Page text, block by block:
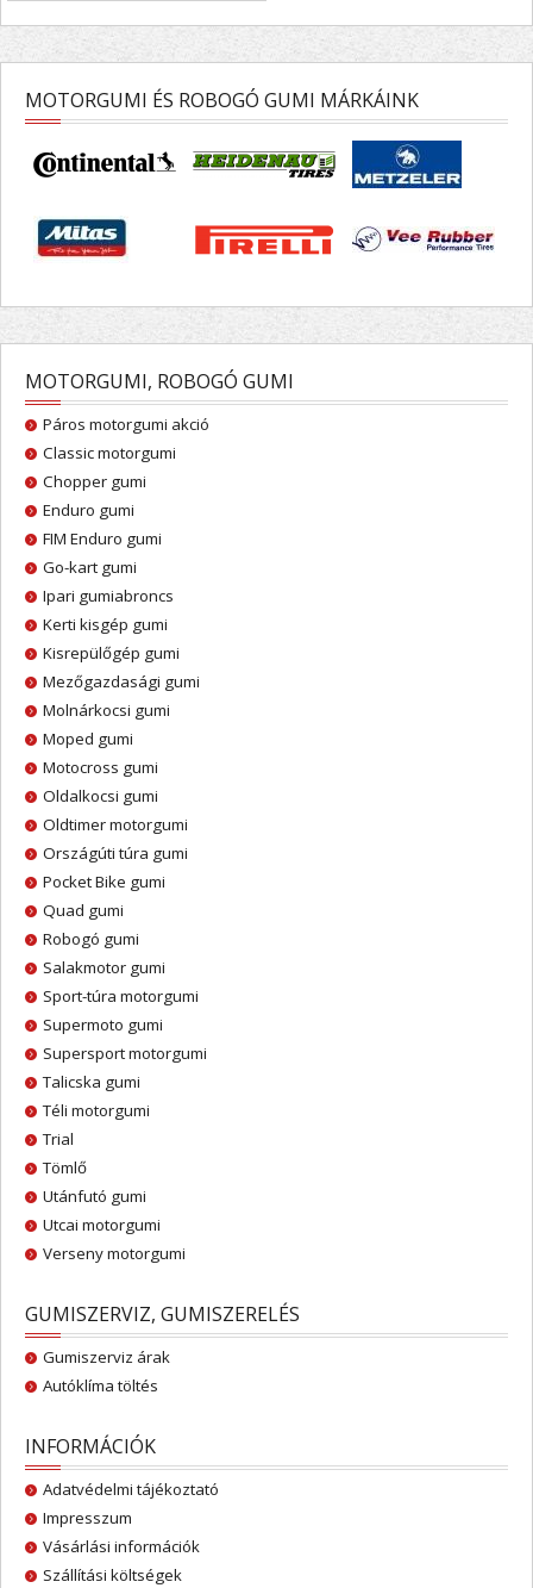
MOTORGUMI ÉS ROBOGÓ GUMI MÁRKÁINK
MOTORGUMI, ROBOGÓ GUMI
Páros motorgumi akció
Classic motorgumi
Chopper gumi
Enduro gumi
FIM Enduro gumi
Go-kart gumi
Ipari gumiabroncs
Kerti kisgép gumi
Kisrepülőgép gumi
Mezőgazdasági gumi
Molnárkocsi gumi
Moped gumi
Motocross gumi
Oldalkocsi gumi
Oldtimer motorgumi
Országúti túra gumi
Pocket Bike gumi
Quad gumi
Robogó gumi
Salakmotor gumi
Sport-túra motorgumi
Supermoto gumi
Supersport motorgumi
Talicska gumi
Téli motorgumi
Trial
Tömlő
Utánfutó gumi
Utcai motorgumi
Verseny motorgumi
GUMISZERVIZ, GUMISZERELÉS
Gumiszerviz árak
Autóklíma töltés
INFORMÁCIÓK
Adatvédelmi tájékoztató
Impresszum
Vásárlási információk
Szállítási költségek